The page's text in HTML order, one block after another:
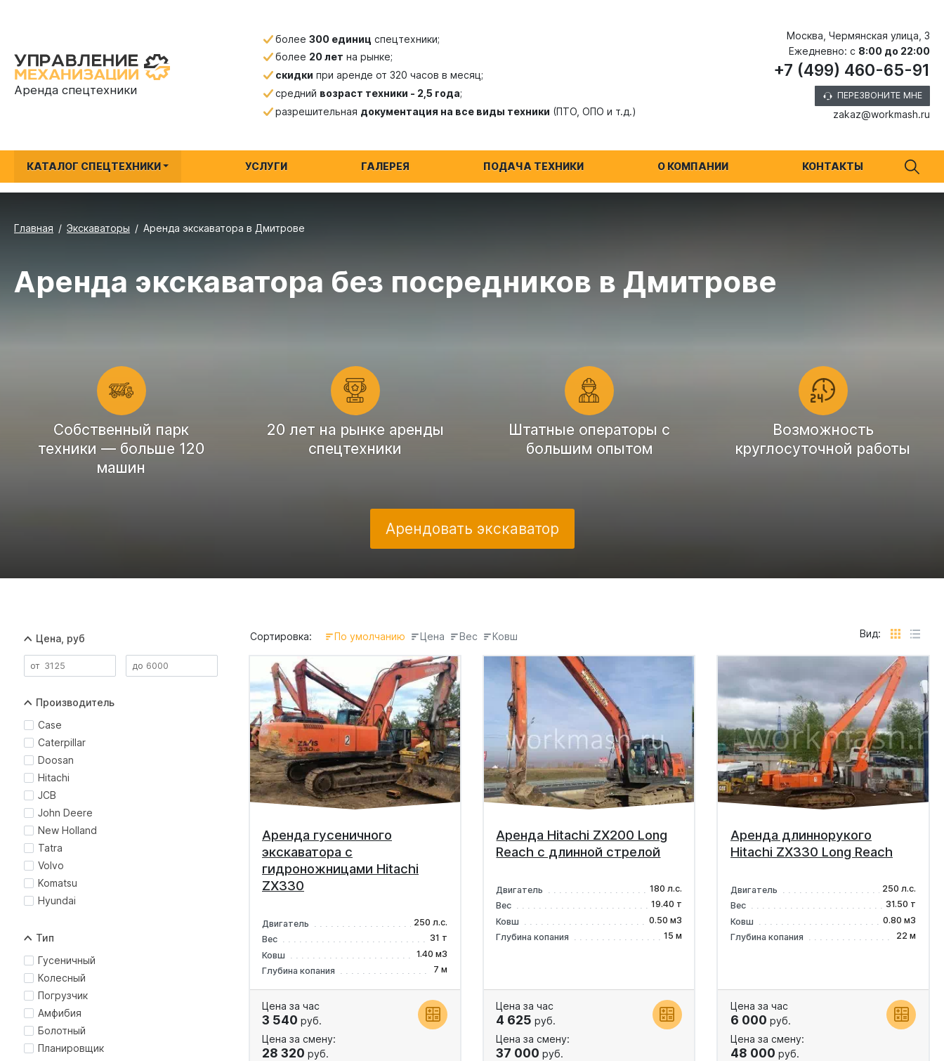
Аренда спецтехники
более 300 единиц спецтехники;
более 20 лет на рынке;
скидки при аренде от 320 часов в месяц;
средний возраст техники - 2,5 года;
разрешительная документация на все виды техники (ПТО, ОПО и т.д.)
Москва, Чермянская улица, 3
Ежедневно: с 8:00 до 22:00
+7 (499) 460-65-91
ПЕРЕЗВОНИТЕ МНЕ
zakaz@workmash.ru
КАТАЛОГ СПЕЦТЕХНИКИ УСЛУГИ ГАЛЕРЕЯ ПОДАЧА ТЕХНИКИ О КОМПАНИИ КОНТАКТЫ
Главная Экскаваторы Аренда экскаватора в Дмитрове
Аренда экскаватора без посредников в Дмитрове
Cобственный парк
техники — больше 120
машин
20 лет на рынке аренды
спецтехники
Штатные операторы с
большим опытом
Возможность
круглосуточной работы
Арендовать экскаватор
Цена, руб
Производитель
Case
Caterpillar
Doosan
Hitachi
JCB
John Deere
New Holland
Tatra
Volvo
Komatsu
Hyundai
Тип
Гусеничный
Колесный
Погрузчик
Амфибия
Болотный
Планировщик
Сортировка: По умолчанию Цена Вес Ковш Вид:
Аренда гусеничного
экскаватора с
гидроножницами Hitachi
ZX330
Двигатель
250 л.с.
Вес
31 т
Ковш
1.40 м3
Глубина копания
7 м
Цена за час
3 540 руб.
Цена за смену:
28 320 руб.
Аренда Hitachi ZX200 Long
Reach с длинной стрелой
Двигатель
180 л.с.
Вес
19.40 т
Ковш
0.50 м3
Глубина копания
15 м
Цена за час
4 625 руб.
Цена за смену:
37 000 руб.
Аренда длиннорукого
Hitachi ZX330 Long Reach
Двигатель
250 л.с.
Вес
31.50 т
Ковш
0.80 м3
Глубина копания
22 м
Цена за час
6 000 руб.
Цена за смену:
48 000 руб.